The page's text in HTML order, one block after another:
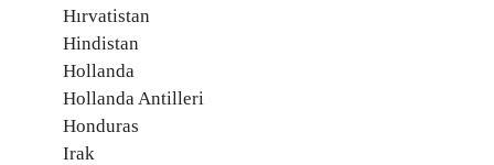
Hırvatistan
Hindistan
Hollanda
Hollanda Antilleri
Honduras
Irak